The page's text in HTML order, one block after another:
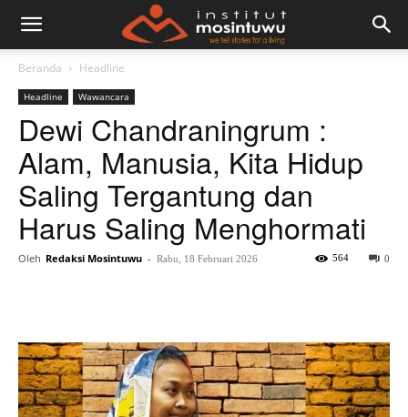
Beranda Headline
Headline Wawancara
Dewi Chandraningrum :
Alam, Manusia, Kita Hidup
Saling Tergantung dan
Harus Saling Menghormati
Oleh Redaksi Mosintuwu - Rabu, 18 Februari 2026 0
564